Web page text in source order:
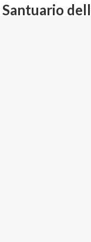
Santuario